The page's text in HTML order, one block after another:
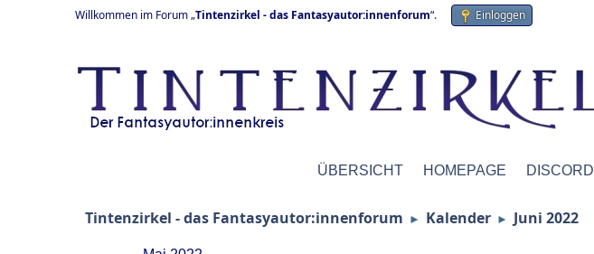
Willkommen im Forum „Tintenzirkel - das Fantasyautor:innenforum“. Einloggen
ÜBERSICHT HOMEPAGE DISCORD
Tintenzirkel - das Fantasyautor:innenforum ► Kalender ► Juni 2022